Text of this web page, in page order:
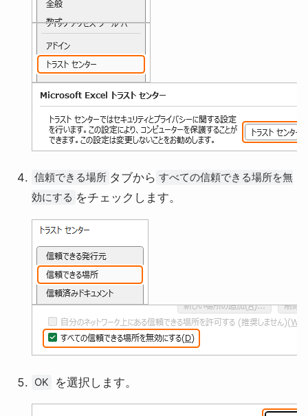
信頼できる場所 タブから すべての信頼できる場所を無
効にする をチェックします。
OK を選択します。